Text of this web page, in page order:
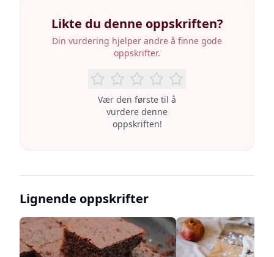
Likte du denne oppskriften?
Din vurdering hjelper andre å finne gode
oppskrifter.
Vær den første til å
vurdere denne
oppskriften!
Lignende oppskrifter